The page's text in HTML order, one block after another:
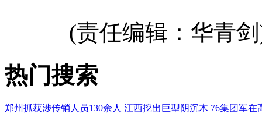
(责任编辑：华青
热门搜索
郑州抓获涉传销人员130余人 江西挖出巨型阴沉木 76集团军在